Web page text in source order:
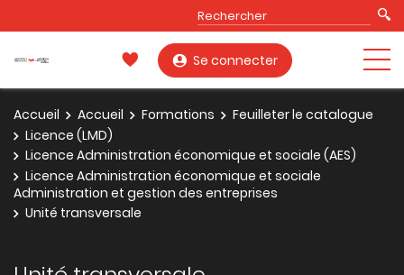
Se connecter
Accueil Accueil Formations
Feuilleter le catalogue
Licence (LMD)
Licence Administration économique et sociale (AES)
Licence Administration économique et sociale
Administration et gestion des entreprises
Unité transversale